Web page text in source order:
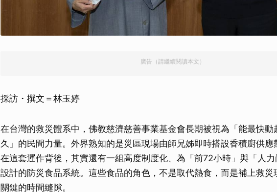
廣告（請繼續閱讀本文）
採訪・撰文＝林玉婷
在台灣的救災體系中，佛教慈濟慈善事業基金會長期被視為「能最快動
久」的民間力量。外界熟知的是災區現場由師兄姊即時搭設香積廚供應
在這套運作背後，其實還有一組高度制度化、為「前72小時」與「人
設計的防災食品系統。這些食品的角色，不是取代熱食，而是補上救災
關鍵的時間縫隙。